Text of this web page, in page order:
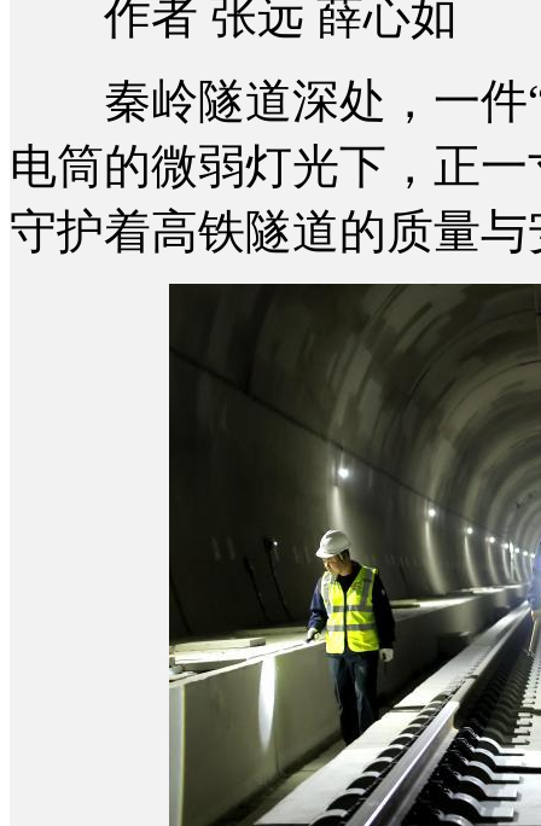
作者 张远 薛心如
秦岭隧道深处，一件“
电筒的微弱灯光下，正
守护着高铁隧道的质量与